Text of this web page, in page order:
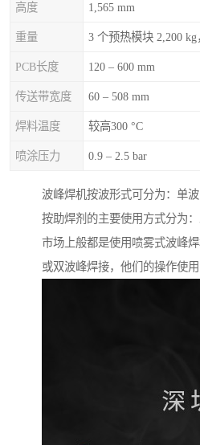
高度 1,565 mm
重量 3 个预热模块 2,200
PCB长度 120 – 600 mm
传送带宽度 60 – 508 mm
焊料温度 较高300 °C
喷涂压力 0.9 – 2.5 bar
波峰焊机按波形式可分为：单波
按助焊剂的主要使用方式分为
市场上般都是使用喷雾式波峰
或双波峰焊接，他们的操作使用